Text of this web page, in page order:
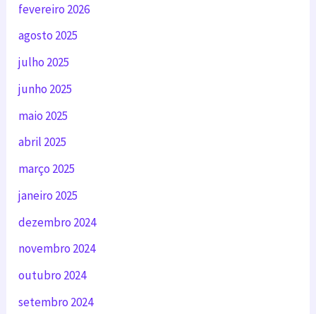
fevereiro 2026
agosto 2025
julho 2025
junho 2025
maio 2025
abril 2025
março 2025
janeiro 2025
dezembro 2024
novembro 2024
outubro 2024
setembro 2024